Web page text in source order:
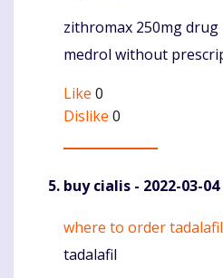
Komentaras
zithromax 250mg drug
medrol without
Like 0
Dislike 0
buy cialis - 2022-03-
Komentaras
where to order
tadalafil